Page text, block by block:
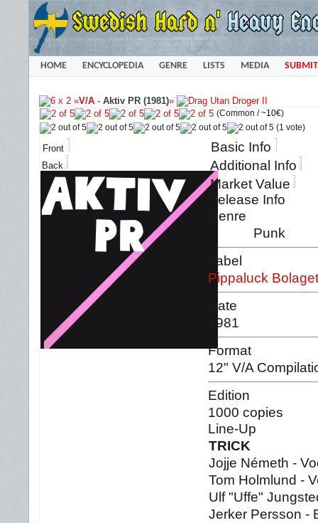
HOME ENCYCLOPEDIA GENRE LISTS MEDIA SUBMIT
«V/A - Aktiv PR (1981)»
(Common /~10€)
(1 vote)
Front
Back
Basic Info
Additional Info
Market Value
Release Info
Genre
Punk
Label
Pippaluck Bolaget
Date
1981
Format
12" V/A
Edition
1000 copies
Line-Up
TRICK
Jojje Németh -
Tom Holmlund -
Ulf "Uffe"
Jerker Persson -